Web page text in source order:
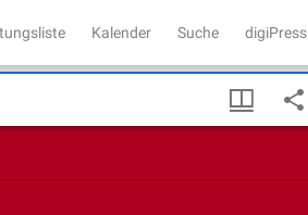
Kalender Suche digiPress